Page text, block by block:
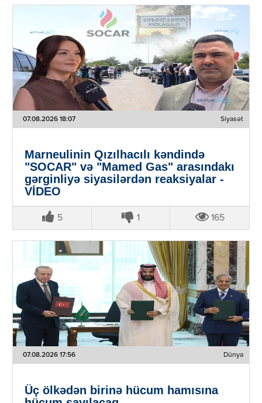
07.08.2026 18:07 Siyasət
Marneulinin Qızılhacılı kəndində
"SOCAR" və "Mamed Gas" arasındakı
gərginliyə siyasilərdən reaksiyalar -
VİDEO
5 1 165
07.08.2026 17:56 Dünya
Üç ölkədən birinə hücum hamısına